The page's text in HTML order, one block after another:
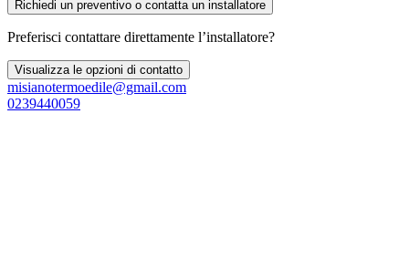
Richiedi un preventivo o contatta un installatore
Preferisci contattare direttamente l’installatore?
Visualizza le opzioni di contatto
misianotermoedile@gmail.com
0239440059